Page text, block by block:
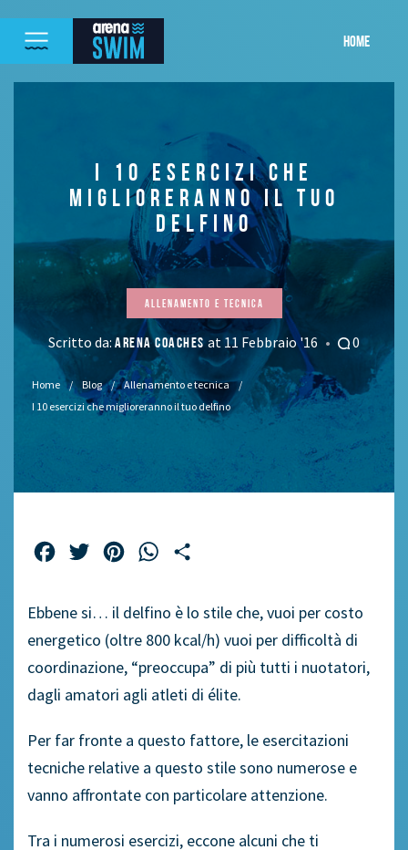
HOME
I 10 ESERCIZI CHE
MIGLIORERANNO IL TUO
DELFINO
Allenamento e tecnica
Scritto da: ARENA COACHESat 11 Febbraio '16 0
Home Blog
Allenamento e tecnica
I 10 esercizi che miglioreranno il tuo delfino
FacebookTwitterPinterestWhatsApp
Ebbene si… il delfino è lo stile che, vuoi per costo
energetico (oltre 800 kcal/h) vuoi per difficoltà di
coordinazione, “preoccupa” di più tutti i nuotatori,
dagli amatori agli atleti di élite.
Per far fronte a questo fattore, le esercitazioni
tecniche relative a questo stile sono numerose e
vanno affrontate con particolare attenzione.
Tra i numerosi esercizi, eccone alcuni che ti